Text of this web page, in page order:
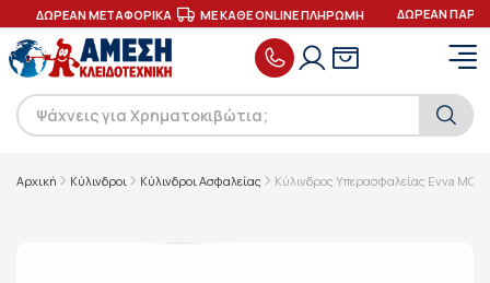
ΔΩΡΕΑΝ ΜΕΤΑΦΟΡΙΚΑ ΜΕ ΚΑΘΕ ONLINE ΠΛΗΡΩΜΗ ΔΩΡΕΑΝ
Αρχική Κύλινδροι Κύλινδροι Ασφαλείας Κύλινδρος Υπερασφαλείας Evva MCS